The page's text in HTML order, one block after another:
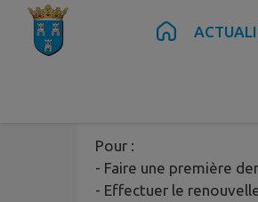
Contenu Recherche
Carte
Pour :
- Faire une première
- Effectuer le